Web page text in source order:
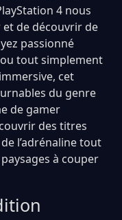
4 nous
de découvrir de
passionné
ou tout simplement
cet
du genre
de gamer
des titres
l’adrénaline tout
à couper